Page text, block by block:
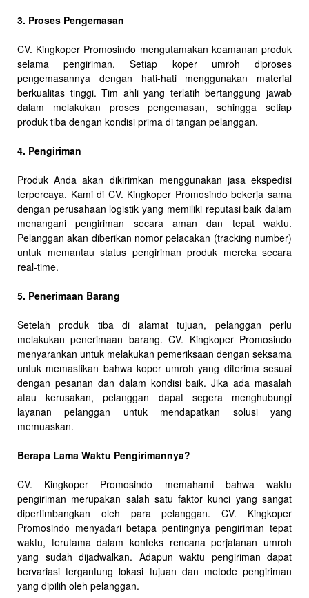
3. Proses Pengemasan
CV. Kingkoper Promosindo mengutamakan keamanan produk
selama pengiriman. Setiap koper umroh diproses
pengemasannya dengan hati-hati menggunakan material
berkualitas tinggi. Tim ahli yang terlatih bertanggung jawab
dalam melakukan proses pengemasan, sehingga setiap
produk tiba dengan kondisi prima di tangan pelanggan.
4. Pengiriman
Produk Anda akan dikirimkan menggunakan jasa ekspedisi
terpercaya. Kami di CV. Kingkoper Promosindo bekerja sama
dengan perusahaan logistik yang memiliki reputasi baik dalam
menangani pengiriman secara aman dan tepat waktu.
Pelanggan akan diberikan nomor pelacakan (tracking number)
untuk memantau status pengiriman produk mereka secara
real-time.
5. Penerimaan Barang
Setelah produk tiba di alamat tujuan, pelanggan perlu
melakukan penerimaan barang. CV. Kingkoper Promosindo
menyarankan untuk melakukan pemeriksaan dengan seksama
untuk memastikan bahwa koper umroh yang diterima sesuai
dengan pesanan dan dalam kondisi baik. Jika ada masalah
atau kerusakan, pelanggan dapat segera menghubungi
layanan pelanggan untuk mendapatkan solusi yang
memuaskan.
Berapa Lama Waktu Pengirimannya?
CV. Kingkoper Promosindo memahami bahwa waktu
pengiriman merupakan salah satu faktor kunci yang sangat
dipertimbangkan oleh para pelanggan. CV. Kingkoper
Promosindo menyadari betapa pentingnya pengiriman tepat
waktu, terutama dalam konteks rencana perjalanan umroh
yang sudah dijadwalkan. Adapun waktu pengiriman dapat
bervariasi tergantung lokasi tujuan dan metode pengiriman
yang dipilih oleh pelanggan.